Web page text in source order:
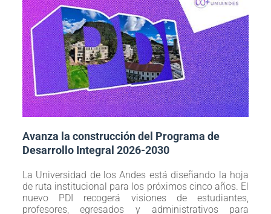
Avanza la construcción del Programa de
Desarrollo Integral 2026-2030
La Universidad de los Andes está diseñando la hoja
de ruta institucional para los próximos cinco años. El
nuevo PDI recogerá visiones de estudiantes,
profesores, egresados y administrativos para